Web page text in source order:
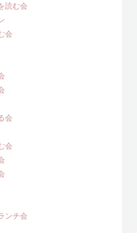
読む会
会
会
会
ンチ会